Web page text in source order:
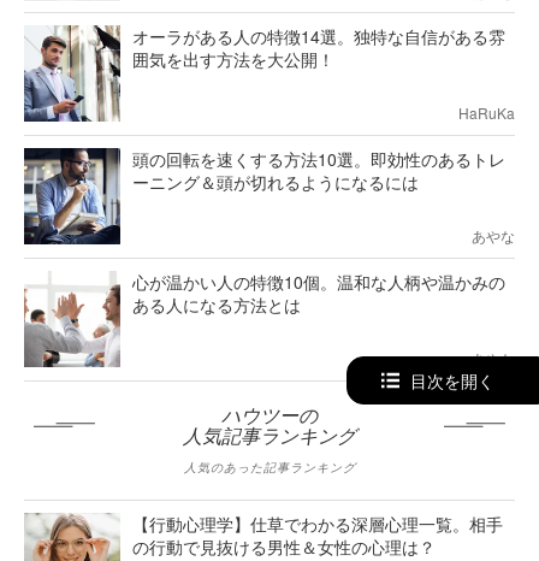
オーラがある人の特徴14選。独特な自信がある雰
囲気を出す方法を大公開！
HaRuKa
頭の回転を速くする方法10選。即効性のあるトレ
ーニング＆頭が切れるようになるには
あやな
心が温かい人の特徴10個。温和な人柄や温かみの
ある人になる方法とは
あやな
ハウツーの
人気記事ランキング
人気のあった記事ランキング
【行動心理学】仕草でわかる深層心理一覧。相手
の行動で見抜ける男性＆女性の心理は？
目次を開く